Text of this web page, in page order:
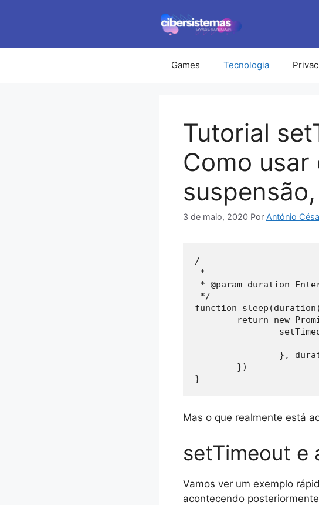
conteúdo
Games Tecnologia
Tutorial
Como usar
3 de maio, 2020 Por António
/
*
* @param duration
*/
function
}
Mas o que realmente está
setTimeout e
Vamos ver um exemplo
acontecendo